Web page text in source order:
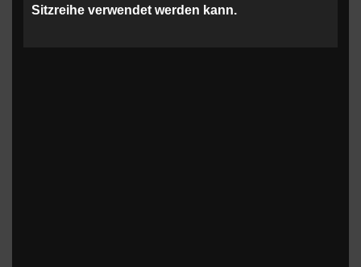
Sitzreihe verwendet werden kann.